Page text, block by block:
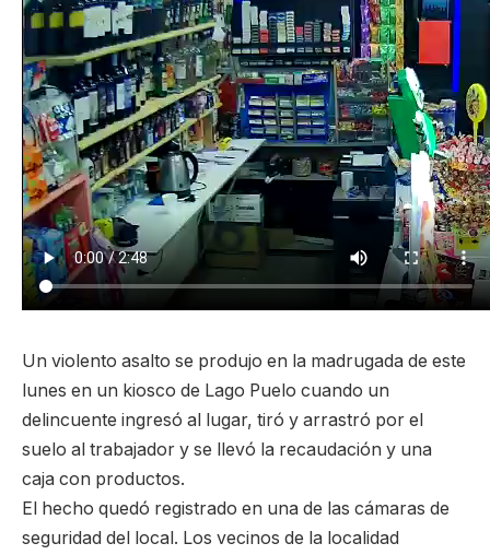
Un violento asalto se produjo en la madrugada de este
lunes en un kiosco de Lago Puelo cuando un
delincuente ingresó al lugar, tiró y arrastró por el
suelo al trabajador y se llevó la recaudación y una
caja con productos.
El hecho quedó registrado en una de las cámaras de
seguridad del local. Los vecinos de la localidad